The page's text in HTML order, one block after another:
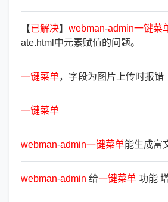
【已解决】 webman-admin一键菜
ate.html中元素赋值的问题。
一键菜单，字段为图片上传时报错
一键菜单
webman-admin一键菜单能生成富
webman-admin 给一键菜单 功能